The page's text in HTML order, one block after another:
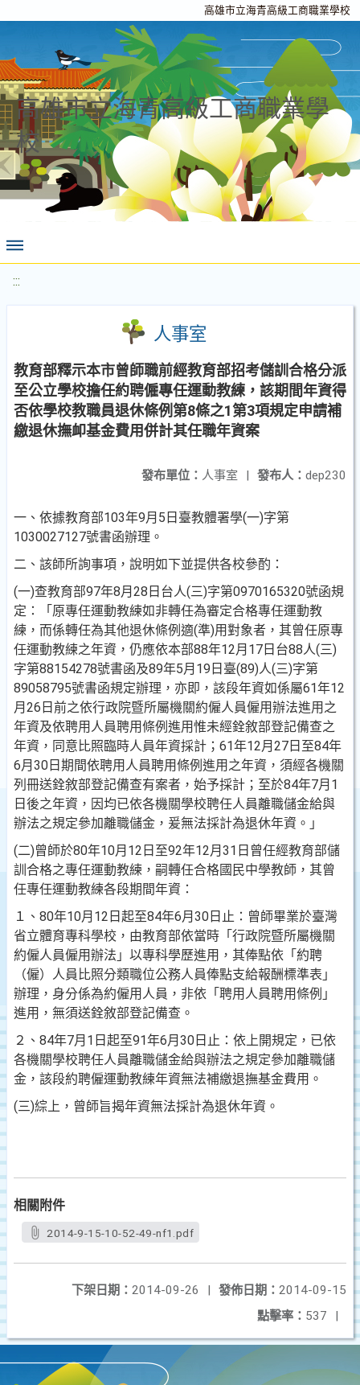
高雄市立海青高級工商職業學校
高雄市立海青高級工商職業學
校
:::
人事室
教育部釋示本市曾師職前經教育部招考儲訓合格分派
至公立學校擔任約聘僱專任運動教練，該期間年資得
否依學校教職員退休條例第8條之1第3項規定申請補
繳退休撫卹基金費用併計其任職年資案
發布人： dep230
發布單位： 人事室 |
一、依據教育部103年9月5日臺教體署學(一)字第
1030027127號書函辦理。
二、該師所詢事項，說明如下並提供各校參酌：
(一)查教育部97年8月28日台人(三)字第0970165320號函規
定：「原專任運動教練如非轉任為審定合格專任運動教
練，而係轉任為其他退休條例適(準)用對象者，其曾任原專
任運動教練之年資，仍應依本部88年12月17日台88人(三)
字第88154278號書函及89年5月19日臺(89)人(三)字第
89058795號書函規定辦理，亦即，該段年資如係屬61年12
月26日前之依行政院暨所屬機關約僱人員僱用辦法進用之
年資及依聘用人員聘用條例進用惟未經銓敘部登記備查之
年資，同意比照臨時人員年資採計；61年12月27日至84年
6月30日期間依聘用人員聘用條例進用之年資，須經各機關
列冊送銓敘部登記備查有案者，始予採計；至於84年7月1
日後之年資，因均已依各機關學校聘任人員離職儲金給與
辦法之規定參加離職儲金，爰無法採計為退休年資。」
(二)曾師於80年10月12日至92年12月31日曾任經教育部儲
訓合格之專任運動教練，嗣轉任合格國民中學教師，其曾
任專任運動教練各段期間年資：
１、80年10月12日起至84年6月30日止：曾師畢業於臺灣
省立體育專科學校，由教育部依當時「行政院暨所屬機關
約僱人員僱用辦法」以專科學歷進用，其俸點依「約聘
（僱）人員比照分類職位公務人員俸點支給報酬標準表」
辦理，身分係為約僱用人員，非依「聘用人員聘用條例」
進用，無須送銓敘部登記備查。
２、84年7月1日起至91年6月30日止：依上開規定，已依
各機關學校聘任人員離職儲金給與辦法之規定參加離職儲
金，該段約聘僱運動教練年資無法補繳退撫基金費用。
(三)綜上，曾師旨揭年資無法採計為退休年資。
相關附件
2014-9-15-10-52-49-nf1.pdf
發佈日期： 2014-09-15
下架日期： 2014-09-26
|
點擊率： 537 |